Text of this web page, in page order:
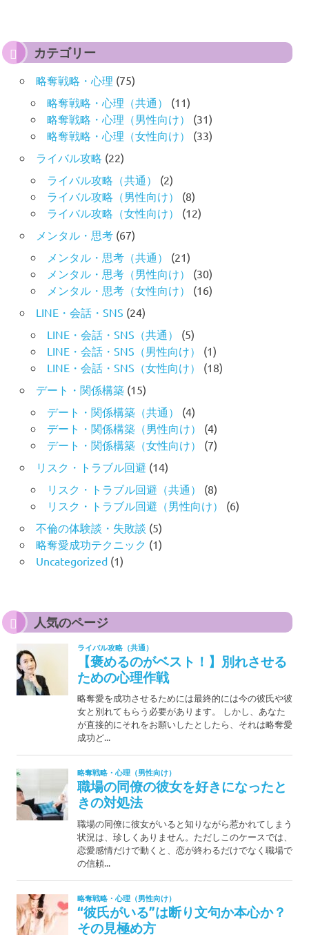
カテゴリー
略奪戦略・心理 (75)
略奪戦略・心理（共通）
(11)
略奪戦略・心理（男性向け）
(31)
略奪戦略・心理（女性向け）
(33)
ライバル攻略 (22)
ライバル攻略（共通）
(2)
ライバル攻略（男性向け）
(8)
ライバル攻略（女性向け）
(12)
メンタル・思考(67)
メンタル・思考（共通）
(21)
メンタル・思考（男性向け）
(30)
メンタル・思考（女性向け）
(16)
LINE・会話・SNS (24)
LINE・会話・SNS（共通）
(5)
LINE・会話・SNS（男性向け）
(1)
LINE・会話・SNS（女性向け）
(18)
デート・関係構築(15)
デート・関係構築（共通）
(4)
デート・関係構築（男性向け）
(4)
デート・関係構築（女性向け）
(7)
リスク・トラブル回避 (14)
リスク・トラブル回避（共通）
(8)
リスク・トラブル回避（男性向け）
(6)
不倫の体験談・失敗談 (5)
略奪愛成功テクニック (1)
Uncategorized(1)
人気のページ